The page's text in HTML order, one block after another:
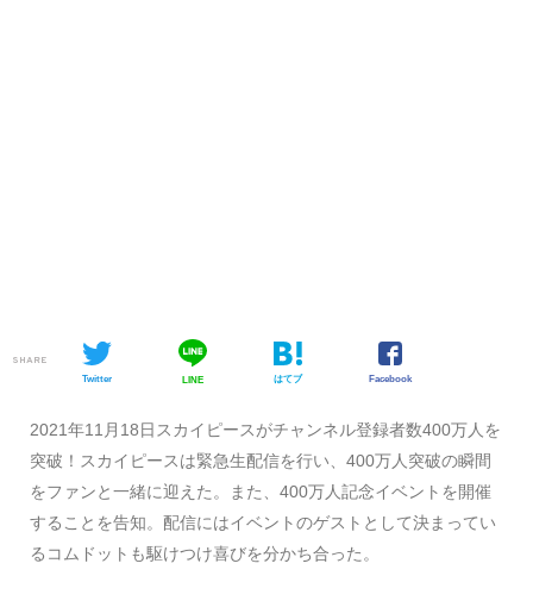
SHARE
Twitter LINE はてブ Facebook
2021年11月18日スカイピースがチャンネル登録者数400万人を
突破！スカイピースは緊急生配信を行い、400万人突破の瞬間
をファンと一緒に迎えた。また、400万人記念イベントを開催
することを告知。配信にはイベントのゲストとして決まってい
るコムドットも駆けつけ喜びを分かち合った。